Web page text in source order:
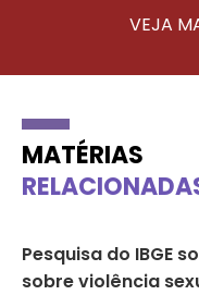
VEJA
MATÉRIAS
Pesquisa do IBGE
sobre violência